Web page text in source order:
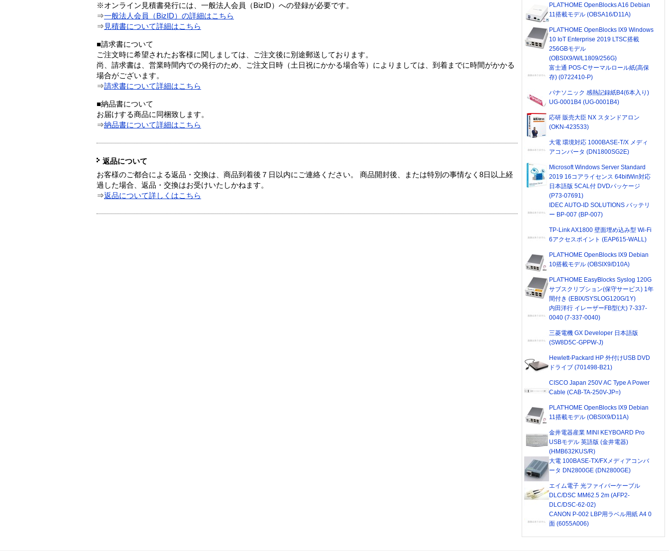
※オンライン見積書発行には、一般法人会員（BizID）への登録が必要です。
⇒一般法人会員（BizID）の詳細はこちら
⇒ 見積書について詳細はこちら
■請求書について
ご注文時に希望されたお客様に関しましては、ご注文後に別途郵送しております。
尚、請求書は、営業時間内での発行のため、ご注文日時（土日祝にかかる場合等）によりましては、到着までに時間がかかる
場合がございます。
⇒請求書について詳細はこちら
■納品書について
お届けする商品に同梱致します。
⇒納品書について詳細はこちら
返品について
お客様のご都合による返品・交換は、商品到着後７日以内にご連絡ください。 商品開封後、または特別の事情なく8日以上経
過した場合、返品・交換はお受けいたしかねます。
⇒返品について詳しくはこちら
PLAT'HOME OpenBlocks A16 Debian
11搭載モデル (OBSA16/D11A)
PLAT'HOME OpenBlocks IX9 Windows
10 IoT Enterprise 2019 LTSC搭載
256GBモデル
(OBSIX9/W/L1809/256G)
富士通 POS-Cサーマルロール紙(高保
存) (0722410-P)
パナソニック 感熱記録紙B4(6本入り)
UG-0001B4 (UG-0001B4)
応研 販売大臣 NX スタンドアロン
(OKN-423533)
大電 環境対応 1000BASE-T/X メディ
アコンバータ (DN1800SG2E)
Microsoft Windows Server Standard
2019 16コアライセンス 64bitWin対応
日本語版 5CAL付 DVDパッケージ
(P73-07691)
IDEC AUTO-ID SOLUTIONS バッテリ
ー BP-007 (BP-007)
TP-Link AX1800 壁面埋め込み型 Wi-Fi
6アクセスポイント (EAP615-WALL)
PLAT'HOME OpenBlocks IX9 Debian
10搭載モデル (OBSIX9/D10A)
PLAT'HOME EasyBlocks Syslog 120G
サブスクリプション(保守サービス) 1年
間付き (EBIX/SYSLOG120G/1Y)
内田洋行 イレーザーFB型(大) 7-337-
0040 (7-337-0040)
三菱電機 GX Developer 日本語版
(SW8D5C-GPPW-J)
Hewlett-Packard HP 外付けUSB DVD
ドライブ (701498-B21)
CISCO Japan 250V AC Type A Power
Cable (CAB-TA-250V-JP=)
PLAT'HOME OpenBlocks IX9 Debian
11搭載モデル (OBSIX9/D11A)
金井電器産業 MINI KEYBOARD Pro
USBモデル 英語版 (金井電器)
(HMB632KUS/R)
大電 100BASE-TX/FXメディアコンバ
ータ DN2800GE (DN2800GE)
エイム電子 光ファイバーケーブル
DLC/DSC MM62.5 2m (AFP2-
DLC/DSC-62-02)
CANON P-002 LBP用ラベル用紙 A4 0
面 (6055A006)